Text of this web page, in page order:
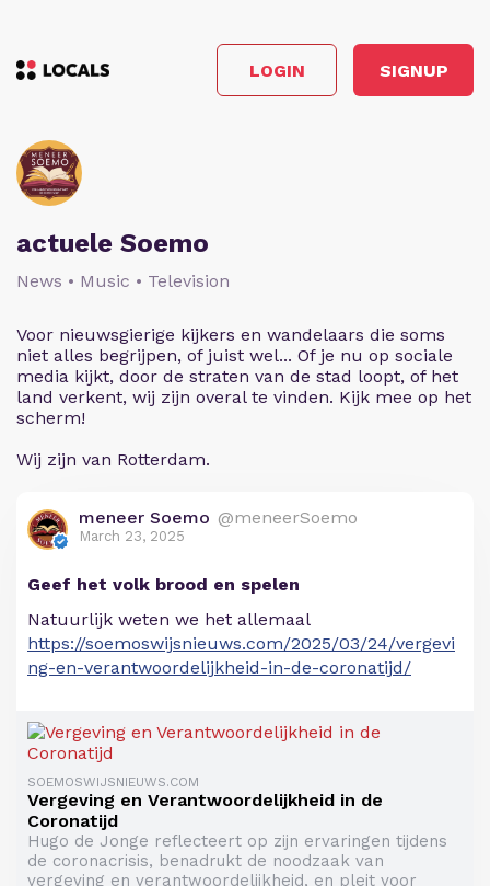
LOGIN SIGNUP
actuele Soemo
News • Music • Television
Voor nieuwsgierige kijkers en wandelaars die soms
niet alles begrijpen, of juist wel... Of je nu op sociale
media kijkt, door de straten van de stad loopt, of het
land verkent, wij zijn overal te vinden. Kijk mee op het
scherm!
Wij zijn van Rotterdam.
meneer Soemo @meneerSoemo
March 23, 2025
Geef het volk brood en spelen
Natuurlijk weten we het allemaal
https://soemoswijsnieuws.com/2025/03/24/vergevi
ng-en-verantwoordelijkheid-in-de-coronatijd/
SOEMOSWIJSNIEUWS.COM
Vergeving en Verantwoordelijkheid in de
Coronatijd
Hugo de Jonge reflecteert op zijn ervaringen tijdens
de coronacrisis, benadrukt de noodzaak van
vergeving en verantwoordelijkheid, en pleit voor